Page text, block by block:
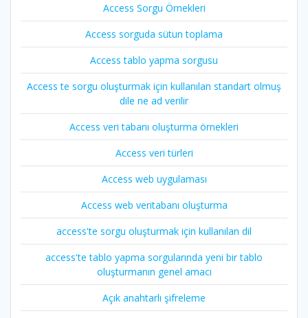
Access Sorgu Örnekleri
Access sorguda sütun toplama
Access tablo yapma sorgusu
Access te sorgu oluşturmak için kullanılan standart olmuş
dile ne ad verilir
Access veri tabanı oluşturma örnekleri
Access veri türleri
Access web uygulaması
Access web veritabanı oluşturma
access'te sorgu oluşturmak için kullanılan dil
access'te tablo yapma sorgularında yeni bir tablo
oluşturmanın genel amacı
Açık anahtarlı şifreleme